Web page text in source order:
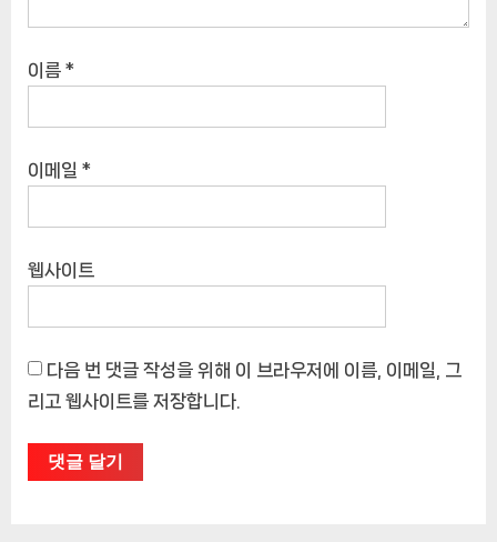
이름 *
이메일 *
웹사이트
다음 번 댓글 작성을 위해 이 브라우저에 이름, 이메일, 그
리고 웹사이트를 저장합니다.